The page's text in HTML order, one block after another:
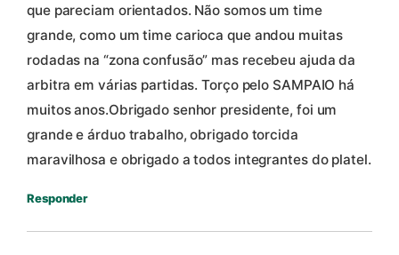
que pareciam orientados. Não somos um time
grande, como um time carioca que andou muitas
rodadas na “zona confusão” mas recebeu ajuda da
arbitra em várias partidas. Torço pelo SAMPAIO há
muitos anos.Obrigado senhor presidente, foi um
grande e árduo trabalho, obrigado torcida
maravilhosa e obrigado a todos integrantes do platel.
Responder